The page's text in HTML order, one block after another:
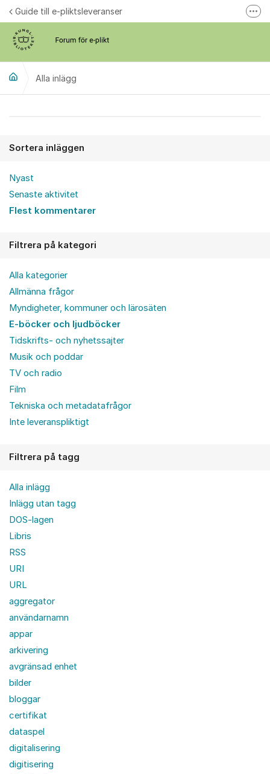
Hoppa till innehåll
Guide till e-pliktsleveranser
Alla inlägg
Sortera inläggen
Nyast
Senaste aktivitet
Flest kommentarer
Filtrera på kategori
Alla kategorier
Allmänna frågor
Myndigheter, kommuner och lärosäten
E-böcker och ljudböcker
Tidskrifts- och nyhetssajter
Musik och poddar
TV och radio
Film
Tekniska och metadatafrågor
Inte leveranspliktigt
Filtrera på tagg
Alla inlägg
Inlägg utan tagg
DOS-lagen
Libris
RSS
URI
URL
aggregator
användarnamn
appar
arkivering
avgränsad enhet
bilder
bloggar
certifikat
dataspel
digitalisering
digitisering